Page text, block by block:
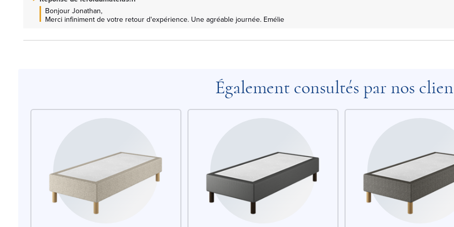
Bonjour Jonathan,
Merci infiniment de votre retour d'expérience. Une agréable journée. Emélie
Également consultés par nos